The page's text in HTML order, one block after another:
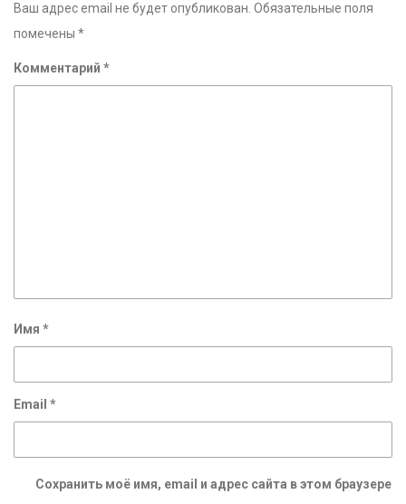
Ваш адрес email не будет опубликован. Обязательные поля
помечены *
Комментарий *
Имя *
Email *
Сохранить моё имя, email и адрес сайта в этом браузере